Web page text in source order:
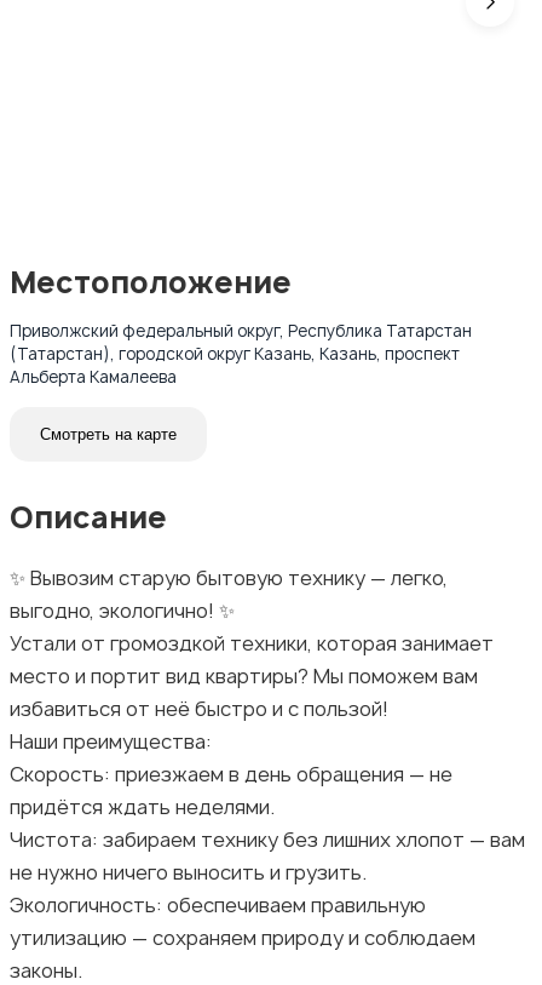
Местоположение
Приволжский федеральный округ, Республика Татарстан
(Татарстан), городской округ Казань, Казань, проспект
Альберта Камалеева
Смотреть на карте
Описание
✨ Вывозим старую бытовую технику — легко,
выгодно, экологично! ✨
Устали от громоздкой техники, которая занимает
место и портит вид квартиры? Мы поможем вам
избавиться от неё быстро и с пользой!
Наши преимущества:
Скорость: приезжаем в день обращения — не
придётся ждать неделями.
Чистота: забираем технику без лишних хлопот — вам
не нужно ничего выносить и грузить.
Экологичность: обеспечиваем правильную
утилизацию — сохраняем природу и соблюдаем
законы.